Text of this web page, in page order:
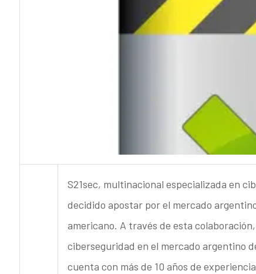
S21sec, multinacional especializada en
decidido apostar por el mercado
americano. A través de esta
ciberseguridad en el mercado argentino
cuenta con más de 10 años de